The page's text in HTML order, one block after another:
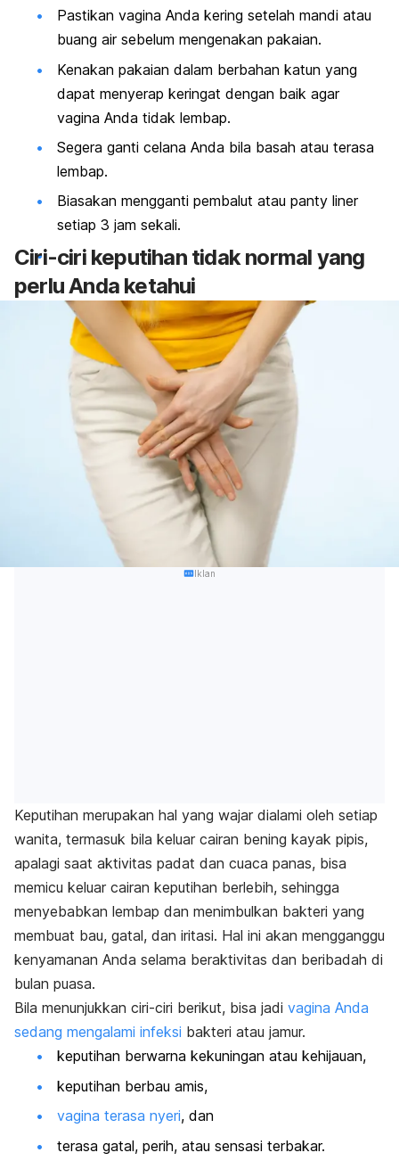
Pastikan vagina Anda kering setelah mandi atau
buang air sebelum mengenakan pakaian.
Kenakan pakaian dalam berbahan katun yang
dapat menyerap keringat dengan baik agar
vagina Anda tidak lembap.
Segera ganti celana Anda bila basah atau terasa
lembap.
Biasakan mengganti pembalut atau panty liner
setiap 3 jam sekali.
Ciri-ciri keputihan tidak normal yang
perlu Anda ketahui
Iklan
Keputihan merupakan hal yang wajar dialami oleh setiap
wanita, termasuk bila keluar cairan bening kayak pipis,
apalagi saat aktivitas padat dan cuaca panas, bisa
memicu keluar cairan keputihan berlebih, sehingga
menyebabkan lembap dan menimbulkan bakteri yang
membuat bau, gatal, dan iritasi. Hal ini akan mengganggu
kenyamanan Anda selama beraktivitas dan beribadah di
bulan puasa.
Bila menunjukkan ciri-ciri berikut, bisa jadi vagina Anda
sedang mengalami infeksi bakteri atau jamur.
keputihan berwarna kekuningan atau kehijauan,
keputihan berbau amis,
vagina terasa nyeri, dan
terasa gatal, perih, atau sensasi terbakar.